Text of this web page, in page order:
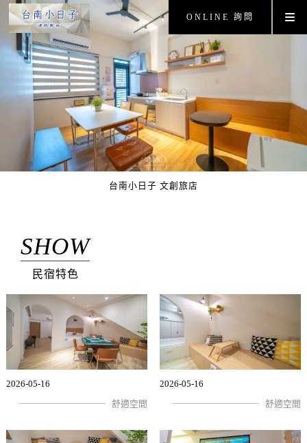
ONLINE 詢問
台南小日子 文創旅店
SHOW
民宿特色
2026-05-16
舒適空間
2026-05-16
舒適空間